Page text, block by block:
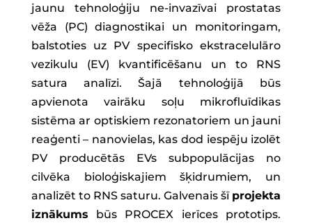
jaunu tehnoloģiju ne-invazīvai prostatas
vēža (PC) diagnostikai un monitoringam,
balstoties uz PV specifisko ekstracelulāro
vezikulu (EV) kvantificēšanu un to RNS
satura analīzi. Šajā tehnoloģijā būs
apvienota vairāku soļu mikrofluīdikas
sistēma ar optiskiem rezonatoriem un jauni
reaģenti – nanovielas, kas dod iespēju izolēt
PV producētās EVs subpopulācijas no
cilvēka bioloģiskajiem šķidrumiem, un
analizēt to RNS saturu. Galvenais šī projekta
iznākums būs PROCEX ierīces prototips.